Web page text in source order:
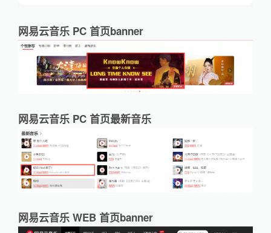
网易云音乐 PC 首页banner
网易云音乐 PC 首页最新音乐
网易云音乐 WEB 首页banner